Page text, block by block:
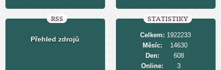
RSS
Přehled zdrojů
STATISTIKY
Online: 3
Celkem: 1922233
Měsíc:
14630
Den:
608